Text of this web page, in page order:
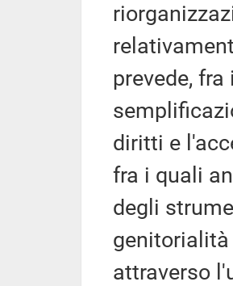
prevede,
diritti e
fra i quali
degli
attraverso